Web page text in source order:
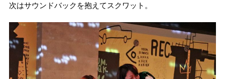
次はサウンドバックを抱えてスクワット。